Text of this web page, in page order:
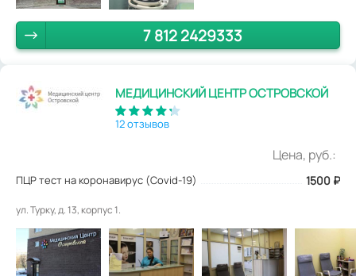
7 812 2429333
МЕДИЦИНСКИЙ ЦЕНТР ОСТРОВСКОЙ
12 отзывов
Цена, руб.:
ПЦР тест на коронавирус (Covid-19) 1500 ₽
ул. Турку, д. 13, корпус 1.